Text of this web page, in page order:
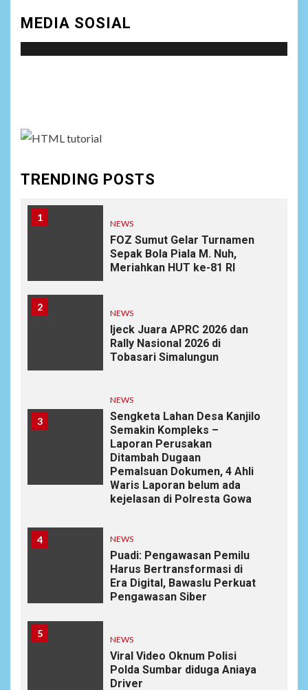
MEDIA SOSIAL
TRENDING POSTS
1
NEWS
FOZ Sumut Gelar Turnamen
Sepak Bola Piala M. Nuh,
Meriahkan HUT ke-81 RI
2
NEWS
Ijeck Juara APRC 2026 dan
Rally Nasional 2026 di
Tobasari Simalungun
3
NEWS
Sengketa Lahan Desa Kanjilo
Semakin Kompleks –
Laporan Perusakan
Ditambah Dugaan
Pemalsuan Dokumen, 4 Ahli
Waris Laporan belum ada
kejelasan di Polresta Gowa
4 NEWS
Puadi: Pengawasan Pemilu
Harus Bertransformasi di
Era Digital, Bawaslu Perkuat
Pengawasan Siber
5
NEWS
Viral Video Oknum Polisi
Polda Sumbar diduga Aniaya
Driver